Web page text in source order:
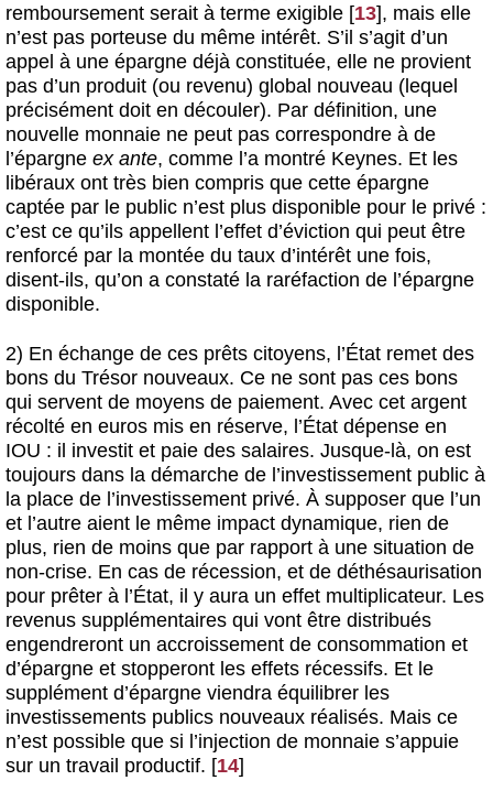
remboursement serait à terme exigible [13], mais elle
n’est pas porteuse du même intérêt. S’il s’agit d’un
appel à une épargne déjà constituée, elle ne provient
pas d’un produit (ou revenu) global nouveau (lequel
précisément doit en découler). Par définition, une
nouvelle monnaie ne peut pas correspondre à de
l’épargne ex ante, comme l’a montré Keynes. Et les
libéraux ont très bien compris que cette épargne
captée par le public n’est plus disponible pour le privé :
c’est ce qu’ils appellent l’effet d’éviction qui peut être
renforcé par la montée du taux d’intérêt une fois,
disent-ils, qu’on a constaté la raréfaction de l’épargne
disponible.
2) En échange de ces prêts citoyens, l’État remet des
bons du Trésor nouveaux. Ce ne sont pas ces bons
qui servent de moyens de paiement. Avec cet argent
récolté en euros mis en réserve, l’État dépense en
IOU : il investit et paie des salaires. Jusque-là, on est
toujours dans la démarche de l’investissement public à
la place de l’investissement privé. À supposer que l’un
et l’autre aient le même impact dynamique, rien de
plus, rien de moins que par rapport à une situation de
non-crise. En cas de récession, et de déthésaurisation
pour prêter à l’État, il y aura un effet multiplicateur. Les
revenus supplémentaires qui vont être distribués
engendreront un accroissement de consommation et
d’épargne et stopperont les effets récessifs. Et le
supplément d’épargne viendra équilibrer les
investissements publics nouveaux réalisés. Mais ce
n’est possible que si l’injection de monnaie s’appuie
sur un travail productif. [14]